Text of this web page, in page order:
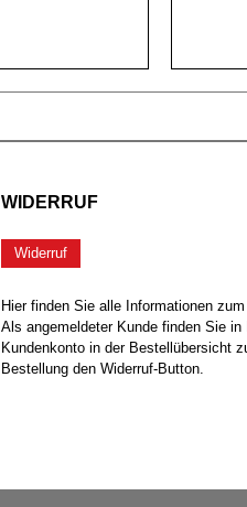
WIDERRUF
Widerruf
Hier finden Sie alle Informationen
Als angemeldeter Kunde finden Sie in
Kundenkonto in der Bestellübersicht
Bestellung den Widerruf-Button.